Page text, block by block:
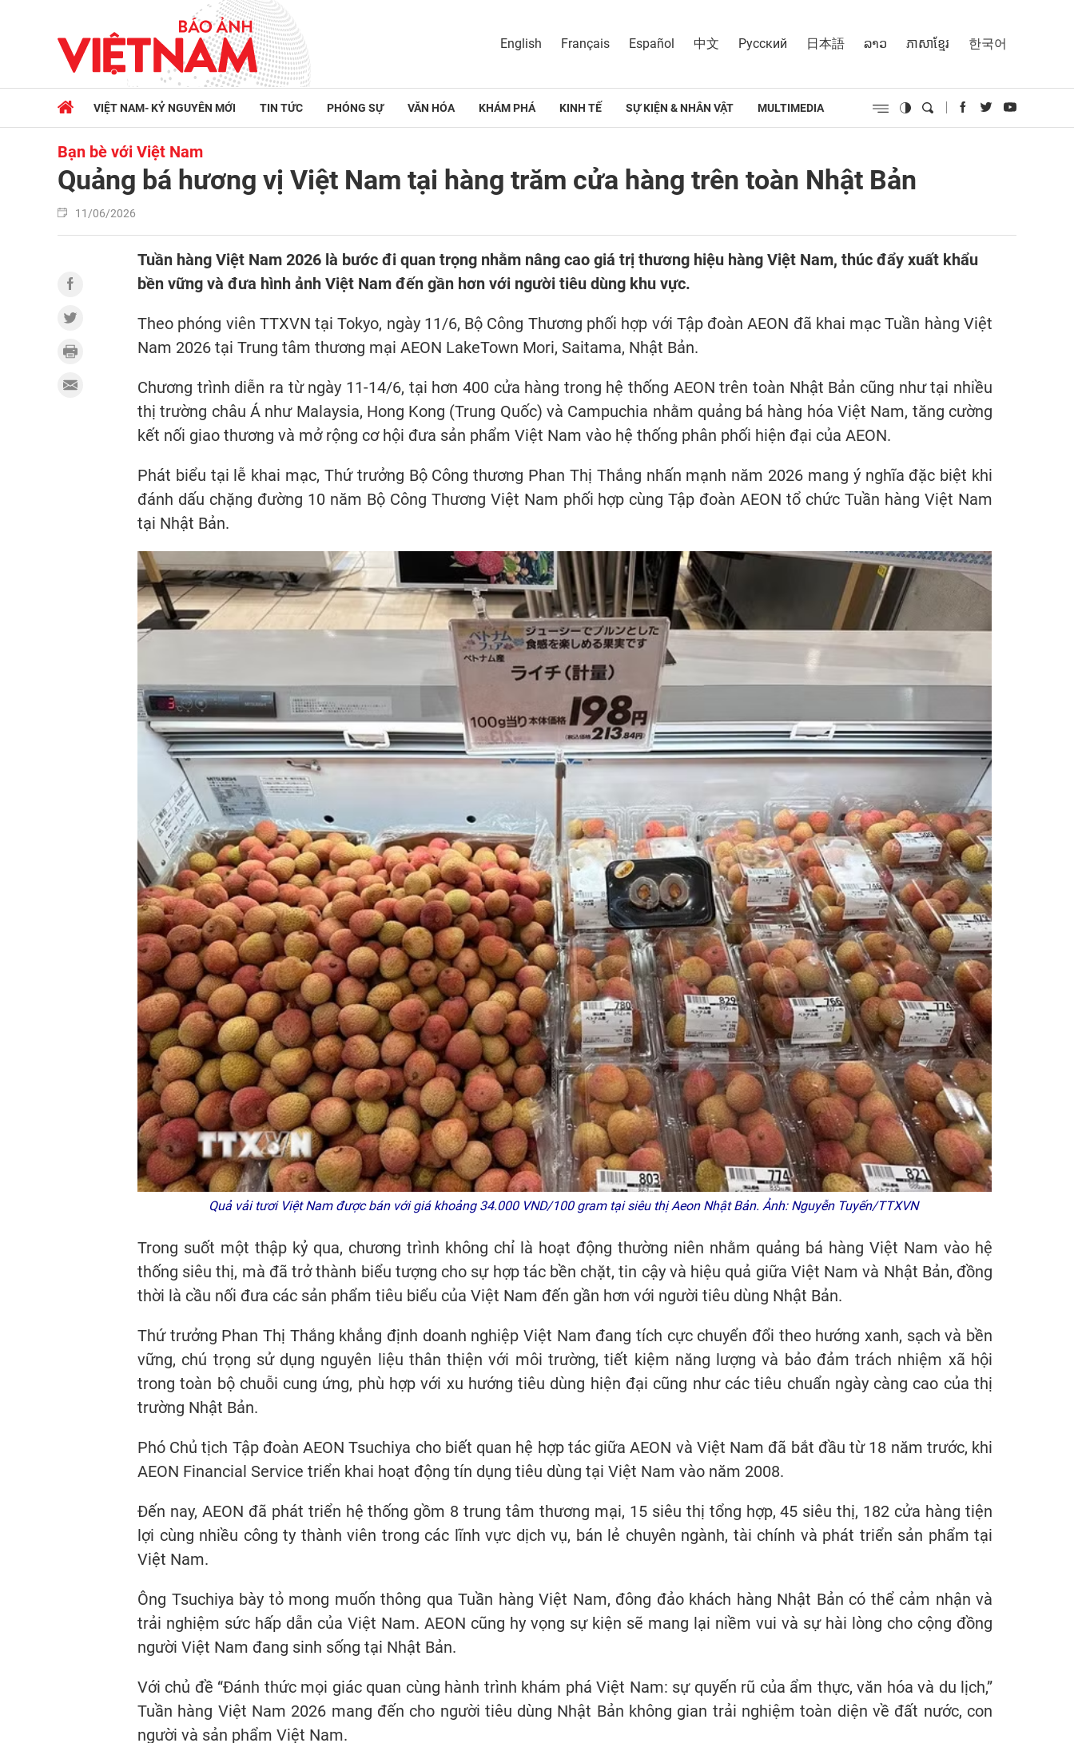
English Français Español 中文 Русский 日本語 ລາວ ភាសាខ្មែរ 한국어
VIỆT NAM- KỶ NGUYÊN MỚI TIN TỨC PHÓNG SỰ VĂN HÓA KHÁM PHÁ KINH TẾ SỰ KIỆN & NHÂN VẬT MULTIMEDIA
Bạn bè với Việt Nam
Quảng bá hương vị Việt Nam tại hàng trăm cửa hàng trên toàn Nhật Bản
11/06/2026
Tuần hàng Việt Nam 2026 là bước đi quan trọng nhằm nâng cao giá trị thương hiệu hàng Việt Nam, thúc đẩy xuất khẩu
bền vững và đưa hình ảnh Việt Nam đến gần hơn với người tiêu dùng khu vực.
Theo phóng viên TTXVN tại Tokyo, ngày 11/6, Bộ Công Thương phối hợp với Tập đoàn AEON đã khai mạc Tuần hàng Việt
Nam 2026 tại Trung tâm thương mại AEON LakeTown Mori, Saitama, Nhật Bản.
Chương trình diễn ra từ ngày 11-14/6, tại hơn 400 cửa hàng trong hệ thống AEON trên toàn Nhật Bản cũng như tại nhiều
thị trường châu Á như Malaysia, Hong Kong (Trung Quốc) và Campuchia nhằm quảng bá hàng hóa Việt Nam, tăng cường
kết nối giao thương và mở rộng cơ hội đưa sản phẩm Việt Nam vào hệ thống phân phối hiện đại của AEON.
Phát biểu tại lễ khai mạc, Thứ trưởng Bộ Công thương Phan Thị Thắng nhấn mạnh năm 2026 mang ý nghĩa đặc biệt khi
đánh dấu chặng đường 10 năm Bộ Công Thương Việt Nam phối hợp cùng Tập đoàn AEON tổ chức Tuần hàng Việt Nam
tại Nhật Bản.
Quả vải tươi Việt Nam được bán với giá khoảng 34.000 VND/100 gram tại siêu thị Aeon Nhật Bản. Ảnh: Nguyễn Tuyến/TTXVN
Trong suốt một thập kỷ qua, chương trình không chỉ là hoạt động thường niên nhằm quảng bá hàng Việt Nam vào hệ
thống siêu thị, mà đã trở thành biểu tượng cho sự hợp tác bền chặt, tin cậy và hiệu quả giữa Việt Nam và Nhật Bản, đồng
thời là cầu nối đưa các sản phẩm tiêu biểu của Việt Nam đến gần hơn với người tiêu dùng Nhật Bản.
Thứ trưởng Phan Thị Thắng khẳng định doanh nghiệp Việt Nam đang tích cực chuyển đổi theo hướng xanh, sạch và bền
vững, chú trọng sử dụng nguyên liệu thân thiện với môi trường, tiết kiệm năng lượng và bảo đảm trách nhiệm xã hội
trong toàn bộ chuỗi cung ứng, phù hợp với xu hướng tiêu dùng hiện đại cũng như các tiêu chuẩn ngày càng cao của thị
trường Nhật Bản.
Phó Chủ tịch Tập đoàn AEON Tsuchiya cho biết quan hệ hợp tác giữa AEON và Việt Nam đã bắt đầu từ 18 năm trước, khi
AEON Financial Service triển khai hoạt động tín dụng tiêu dùng tại Việt Nam vào năm 2008.
Đến nay, AEON đã phát triển hệ thống gồm 8 trung tâm thương mại, 15 siêu thị tổng hợp, 45 siêu thị, 182 cửa hàng tiện
lợi cùng nhiều công ty thành viên trong các lĩnh vực dịch vụ, bán lẻ chuyên ngành, tài chính và phát triển sản phẩm tại
Việt Nam.
Ông Tsuchiya bày tỏ mong muốn thông qua Tuần hàng Việt Nam, đông đảo khách hàng Nhật Bản có thể cảm nhận và
trải nghiệm sức hấp dẫn của Việt Nam. AEON cũng hy vọng sự kiện sẽ mang lại niềm vui và sự hài lòng cho cộng đồng
người Việt Nam đang sinh sống tại Nhật Bản.
Với chủ đề “Đánh thức mọi giác quan cùng hành trình khám phá Việt Nam: sự quyến rũ của ẩm thực, văn hóa và du lịch,”
Tuần hàng Việt Nam 2026 mang đến cho người tiêu dùng Nhật Bản không gian trải nghiệm toàn diện về đất nước, con
người và sản phẩm Việt Nam.